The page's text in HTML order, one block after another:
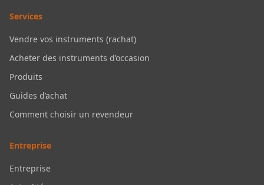
Services
Vendre vos instruments (rachat)
Acheter des instruments d’occasion
Produits
Guides d’achat
Comment choisir un revendeur
Entreprise
Entreprise